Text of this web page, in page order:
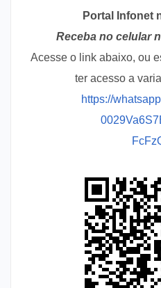
Portal Infonet
Receba no celular
Acesse o link abaixo, ou
ter acesso a
https://